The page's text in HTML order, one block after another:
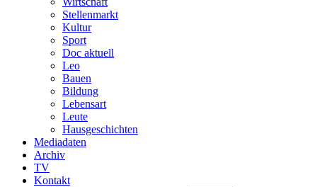
Stellenmarkt
Kultur
Sport
Doc aktuell
Leo
Bauen
Bildung
Lebensart
Leute
Hausgeschichten
Mediadaten
Archiv
TV
Kontakt